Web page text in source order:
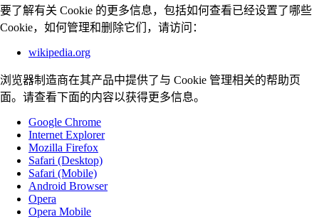
要了解有关 Cookie 的更多信息，包括如何查看已经设置了哪些
Cookie，如何管理和删除它们，请访问：
wikipedia.org
浏览器制造商在其产品中提供了与 Cookie 管理相关的帮助页
面。请查看下面的内容以获得更多信息。
Google Chrome
Internet Explorer
Mozilla Firefox
Safari (Desktop)
Safari (Mobile)
Android Browser
Opera
Opera Mobile